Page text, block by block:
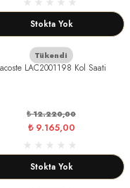
Stokta Yok
Tükendi
LAC2001198 Kol Saati
₺ 12.220,00
₺ 9.165,00
Stokta Yok